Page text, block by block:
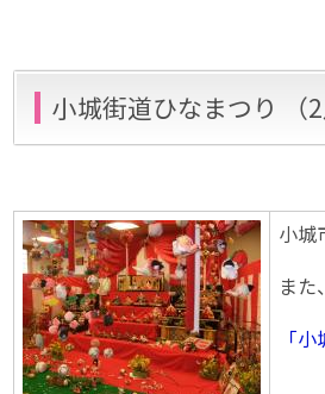
小城街道ひなまつり （2
小城
ま
「